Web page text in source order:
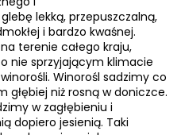
lekką, przepuszczalną,
i bardzo kwaśnej.
terenie całego kraju,
nie sprzyjającym klimacie
Winorośl sadzimy co
głębiej niż rosną w doniczce.
w zagłębieniu i
dopiero jesienią. Taki